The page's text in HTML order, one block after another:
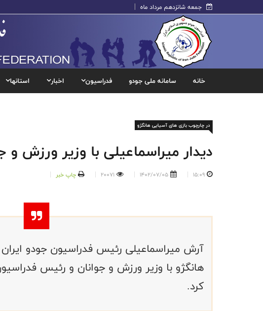
جمعه شانزدهم مرداد ماه
خانه سامانه ملی جودو فدراسیون اخبار استانها
در چارچوب بازی های آسیایی هانگژو
دیدار میراسماعیلی با وزیر ورزش
15:09
1402/07/05
20071 چاپ خبر
آرش میراسماعیلی رئیس فدراسیون جودو
هانگژو با وزیر ورزش و جوانان و رئیس
کرد.